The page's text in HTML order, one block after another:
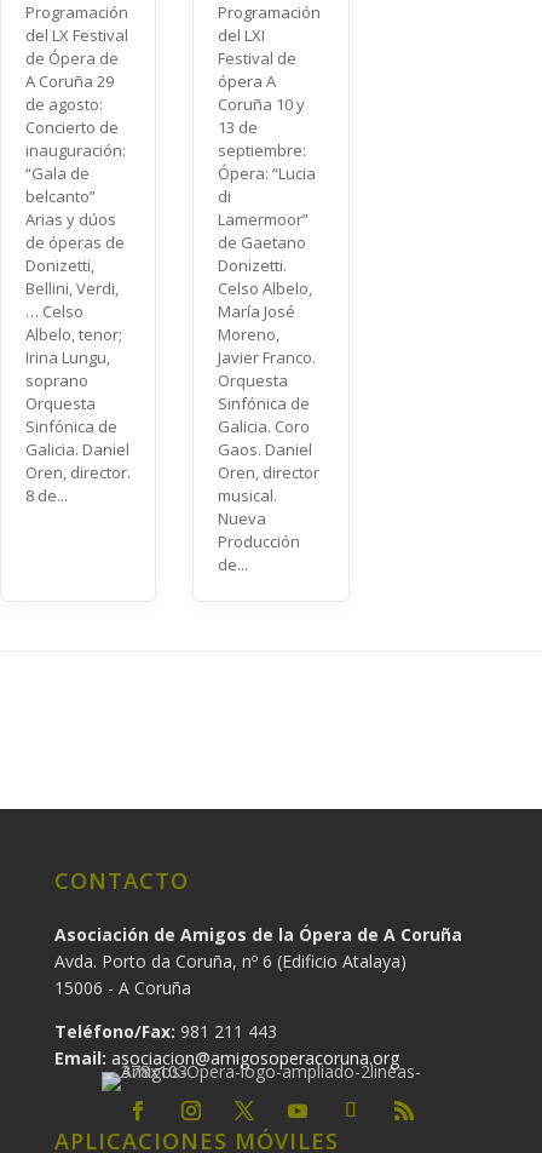
Programación
del LX Festival
de Ópera de
A Coruña 29
de agosto:
Concierto de
inauguración:
“Gala de
belcanto”
Arias y dúos
de óperas de
Donizetti,
Bellini, Verdi,
… Celso
Albelo, tenor;
Irina Lungu,
soprano
Orquesta
Sinfónica de
Galicia. Daniel
Oren, director.
8 de...
Programación
del LXI
Festival de
ópera A
Coruña 10 y
13 de
septiembre:
Ópera: “Lucia
di
Lamermoor”
de Gaetano
Donizetti.
Celso Albelo,
María José
Moreno,
Javier Franco.
Orquesta
Sinfónica de
Galicia. Coro
Gaos. Daniel
Oren, director
musical.
Nueva
Producción
de...
CONTACTO
Asociación de Amigos de la Ópera de A Coruña
Avda. Porto da Coruña, nº 6 (Edificio Atalaya)
15006 - A Coruña
Teléfono/Fax: 981 211 443
Email: asociacion@amigosoperacoruna.org
APLICACIONES MÓVILES